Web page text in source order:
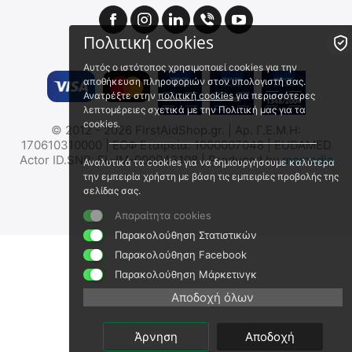
ΑΝΕΜΙΣΤΗΡΑΣ ΑΤΟΜΙΚΟΣ
NITECORE NEF Nano - Frost
White9110101564
Άμεσα διαθέσιμο
(χωρίς ΦΠΑ)
ΑΝΕΜΙΣΤΗΡΑΣ ΑΤΟΜΙΚΟΣ
NITECORE NEF20
9110101283
€29.90
€ 24.11(χωρίς ΦΠΑ)
© 2012 - 2026 FirstAidShop.gr. | Αρ. Γ.Ε.Μ.Η:
170610310000 | ΕΟΦ Εταιρεία: 1000007048 | EUDAMED
Actor ID.SNR: EL-IM-000043108 | Produced bymomedia
Πολιτική cookies
Αυτός ο ιστότοπος χρησιμοποιεί cookies για την
αποθήκευση πληροφοριών στον υπολογιστή σας.
Ανατρέξτε στην πολιτική cookiesγια περισσότερες
λεπτομέρειες σχετικά με την Πολιτική μας για τα
cookies.
Αναλυτικά τα cookies για να δημιουργήσουμε καλύτερα
την εμπειρία χρήστη με βάση τις εμπειρίες προβολής της
σελίδας σας.
Απαραίτητα cookies
Παρακολούθηση Στατιστικών
Παρακολούθηση Facebook
Παρακολούθηση Μάρκετινγκ
Αποδοχή όλων
Άρνηση Αποδοχή